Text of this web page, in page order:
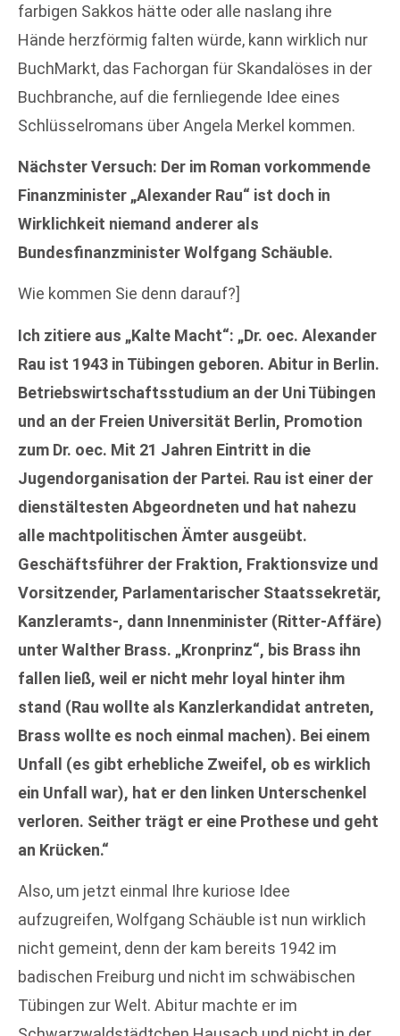
farbigen Sakkos hätte oder alle naslang ihre
Hände herzförmig falten würde, kann wirklich nur
BuchMarkt, das Fachorgan für Skandalöses in der
Buchbranche, auf die fernliegende Idee eines
Schlüsselromans über Angela Merkel kommen.
Nächster Versuch: Der im Roman vorkommende
Finanzminister „Alexander Rau“ ist doch in
Wirklichkeit niemand anderer als
Bundesfinanzminister Wolfgang Schäuble.
Wie kommen Sie denn darauf?]
Ich zitiere aus „Kalte Macht“: „Dr. oec. Alexander
Rau ist 1943 in Tübingen geboren. Abitur in Berlin.
Betriebswirtschaftsstudium an der Uni Tübingen
und an der Freien Universität Berlin, Promotion
zum Dr. oec. Mit 21 Jahren Eintritt in die
Jugendorganisation der Partei. Rau ist einer der
dienstältesten Abgeordneten und hat nahezu
alle machtpolitischen Ämter ausgeübt.
Geschäftsführer der Fraktion, Fraktionsvize und
Vorsitzender, Parlamentarischer Staatssekretär,
Kanzleramts-, dann Innenminister (Ritter-Affäre)
unter Walther Brass. „Kronprinz“, bis Brass ihn
fallen ließ, weil er nicht mehr loyal hinter ihm
stand (Rau wollte als Kanzlerkandidat antreten,
Brass wollte es noch einmal machen). Bei einem
Unfall (es gibt erhebliche Zweifel, ob es wirklich
ein Unfall war), hat er den linken Unterschenkel
verloren. Seither trägt er eine Prothese und geht
an Krücken.“
Also, um jetzt einmal Ihre kuriose Idee
aufzugreifen, Wolfgang Schäuble ist nun wirklich
nicht gemeint, denn der kam bereits 1942 im
badischen Freiburg und nicht im schwäbischen
Tübingen zur Welt. Abitur machte er im